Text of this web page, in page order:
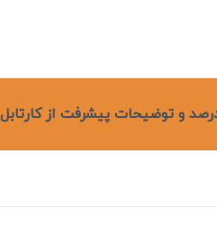
و توضیحات پیشرفت از